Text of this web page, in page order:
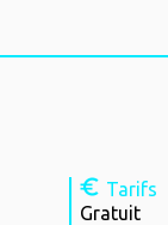
Tarifs
Gratuit